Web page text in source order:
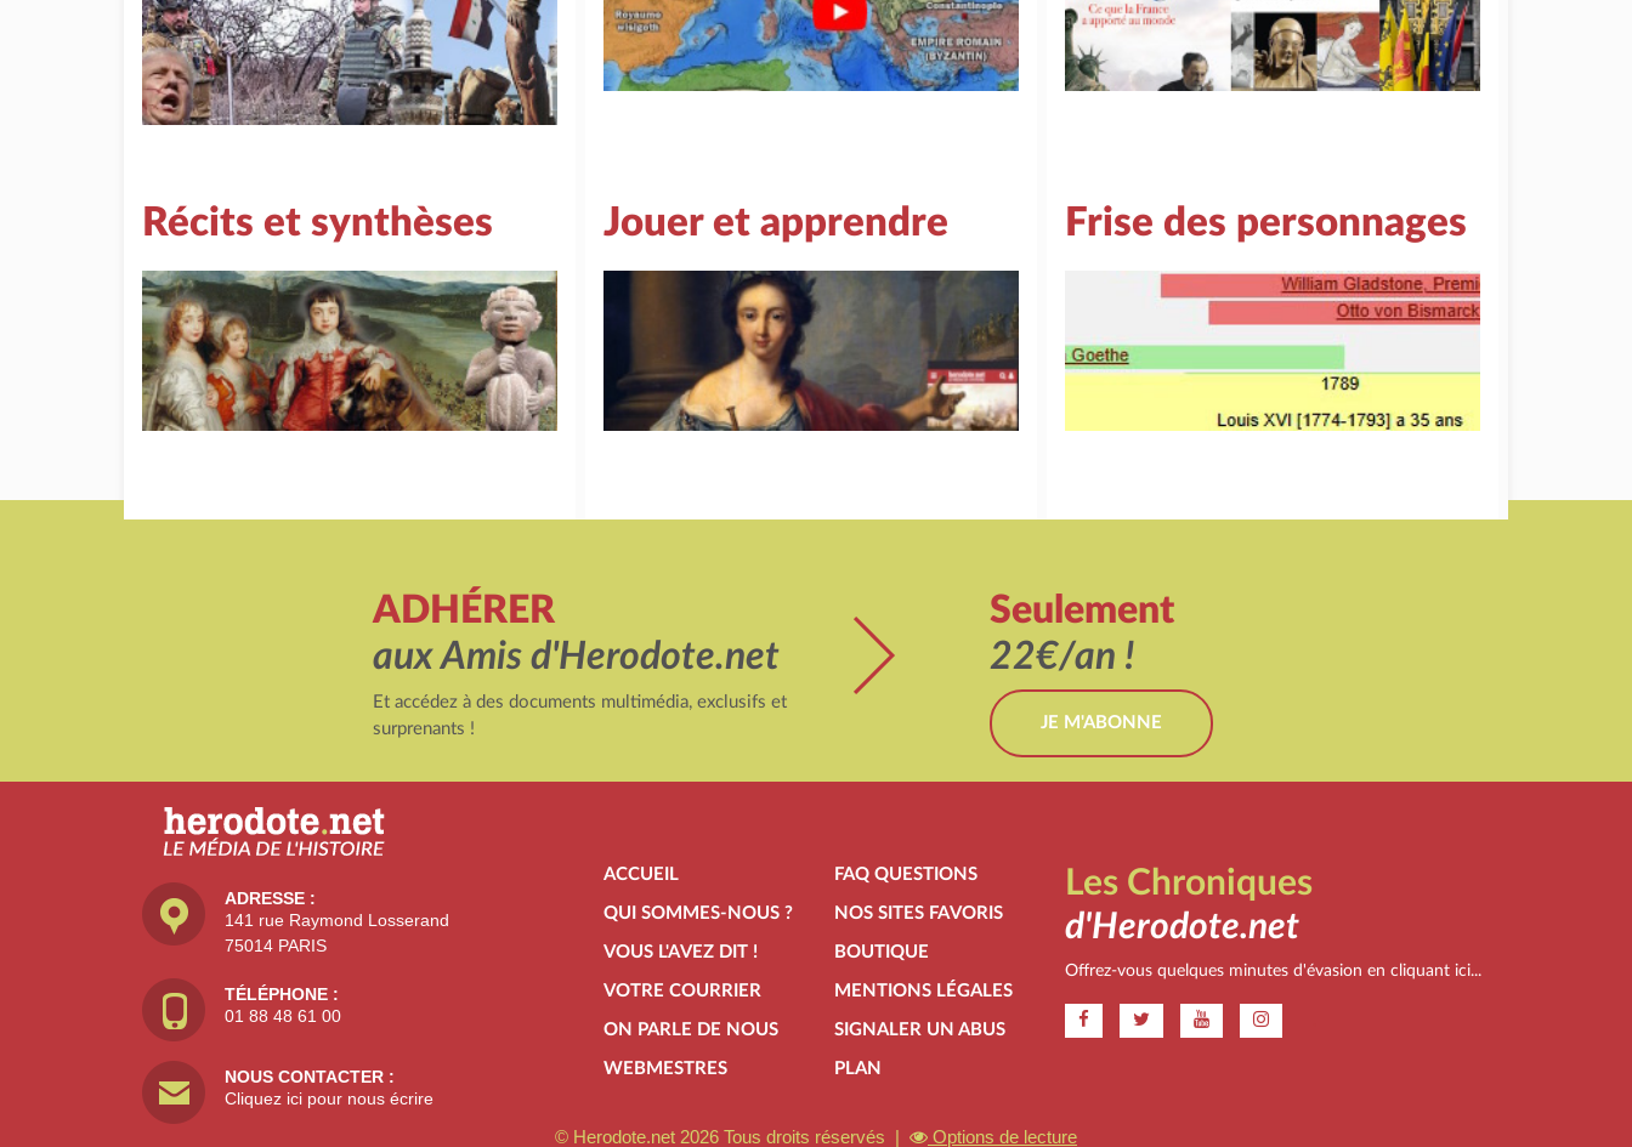
Récits et synthèses Jouer et apprendre Frise des personnages
ADHÉRER
aux Amis d'Herodote.net
Et accédez à des documents multimédia, exclusifs et
surprenants !
Seulement
22€/an !
JE M'ABONNE
ADRESSE :
141 rue Raymond Losserand
75014 PARIS
TÉLÉPHONE :
01 88 48 61 00
NOUS CONTACTER :
Cliquez ici pour nous écrire
ACCUEIL
QUI SOMMES-NOUS ?
VOUS L'AVEZ DIT !
VOTRE COURRIER
ON PARLE DE NOUS
WEBMESTRES
FAQ QUESTIONS
NOS SITES FAVORIS
BOUTIQUE
MENTIONS LÉGALES
SIGNALER UN ABUS
PLAN
Les Chroniques
d'Herodote.net
Offrez-vous quelques minutes d'évasion en cliquant ici...
© Herodote.net 2026 Tous droits réservés | Options de lecture